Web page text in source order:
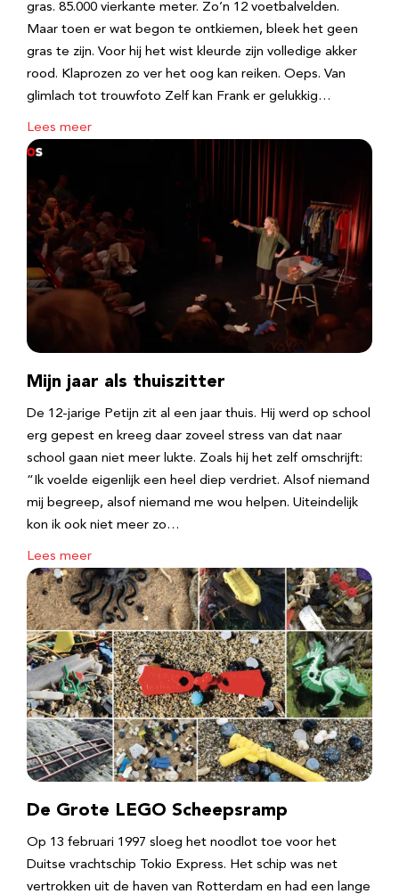
gras. 85.000 vierkante meter. Zo’n 12 voetbalvelden.
Maar toen er wat begon te ontkiemen, bleek het geen
gras te zijn. Voor hij het wist kleurde zijn volledige akker
rood. Klaprozen zo ver het oog kan reiken. Oeps. Van
glimlach tot trouwfoto Zelf kan Frank er gelukkig…
Lees meer
Mijn jaar als thuiszitter
De 12-jarige Petijn zit al een jaar thuis. Hij werd op school
erg gepest en kreeg daar zoveel stress van dat naar
school gaan niet meer lukte. Zoals hij het zelf omschrijft:
“Ik voelde eigenlijk een heel diep verdriet. Alsof niemand
mij begreep, alsof niemand me wou helpen. Uiteindelijk
kon ik ook niet meer zo…
Lees meer
De Grote LEGO Scheepsramp
Op 13 februari 1997 sloeg het noodlot toe voor het
Duitse vrachtschip Tokio Express. Het schip was net
vertrokken uit de haven van Rotterdam en had een lange